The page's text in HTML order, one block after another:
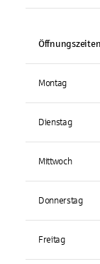
Öffnungszeiten
Montag
Dienstag
Mittwoch
Donnerstag
Freitag